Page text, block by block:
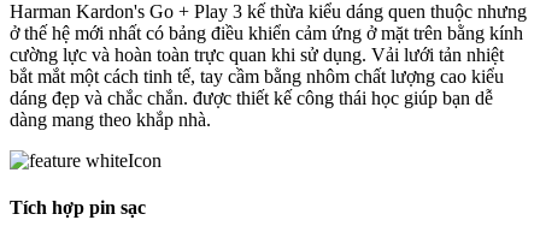
Harman Kardon's Go + Play 3 kế thừa kiểu dáng quen thuộc nhưng
ở thế hệ mới nhất có bảng điều khiển cảm ứng ở mặt trên bằng kính
cường lực và hoàn toàn trực quan khi sử dụng. Vải lưới tản nhiệt
bắt mắt một cách tinh tế, tay cầm bằng nhôm chất lượng cao kiểu
dáng đẹp và chắc chắn. được thiết kế công thái học giúp bạn dễ
dàng mang theo khắp nhà.
Tích hợp pin sạc